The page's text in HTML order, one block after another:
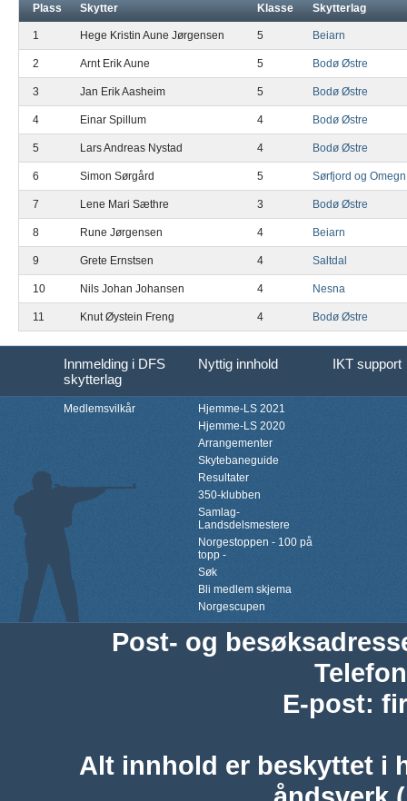
Plass Skytter Klasse Skytterlag
1 Hege Kristin Aune Jørgensen 5 Beiarn
2 Arnt Erik Aune 5 Bodø Østre
3 Jan Erik Aasheim 5 Bodø Østre
4 Einar Spillum 4 Bodø Østre
5 Lars Andreas Nystad 4 Bodø Østre
6 Simon Sørgård 5 Sørfjord og Omegn
7 Lene Mari Sæthre 3 Bodø Østre
8 Rune Jørgensen 4 Beiarn
9 Grete Ernstsen 4 Saltdal
10 Nils Johan Johansen 4 Nesna
11 Knut Øystein Freng 4 Bodø Østre
Innmelding i DFS
skytterlag
Nyttig innhold IKT support
Medlemsvilkår
Hjemme-LS 2021
Hjemme-LS 2020
Arrangementer
Skytebaneguide
Resultater
350-klubben
Samlag-
Landsdelsmestere
Norgestoppen - 100 på
topp -
Søk
Bli medlem skjema
Norgescupen
Post- og
Telefon
E-post:
Alt innhold er beskyttet i